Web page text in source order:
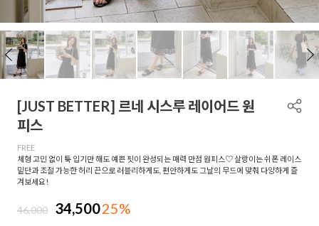
[JUST BETTER] 르네 시스루 레이어드 원
피스
FREE
체형 고민 없이 툭 입기만 해도 예쁜 핏이 완성되는 매력 만점 원피스♡ 살랑이는 쉬폰 레이스
밑단과 조절 가능한 허리 끈으로 러블리하게도, 편안하게도 그날의 무드에 맞춰 다양하게 즐
겨보세요!
46,000 34,50025%